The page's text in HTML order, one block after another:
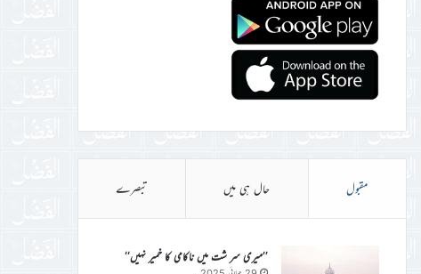
مقبول حال ہی میں تبصرے
’’میری سر شت میں ناکامی کا خمیر نہیں‘‘